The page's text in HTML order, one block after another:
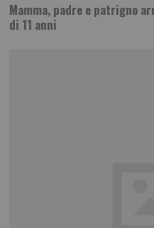
Mamma, padre e patrigno
di 11 anni